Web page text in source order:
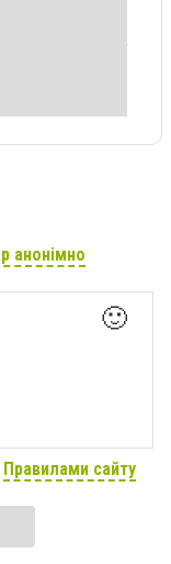
анонімно
🙂
Правилами сайту